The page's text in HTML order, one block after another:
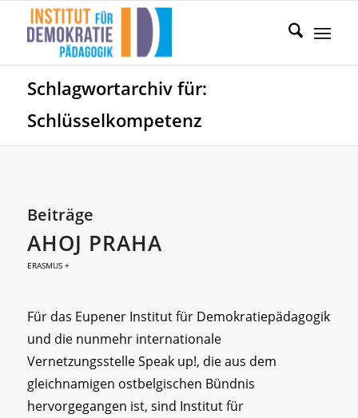
Schlagwortarchiv für:
Schlüsselkompetenz
Beiträge
AHOJ PRAHA
ERASMUS +
Für das Eupener Institut für Demokratiepädagogik
und die nunmehr internationale
Vernetzungsstelle Speak up!, die aus dem
gleichnamigen ostbelgischen Bündnis
hervorgegangen ist, sind Institut für